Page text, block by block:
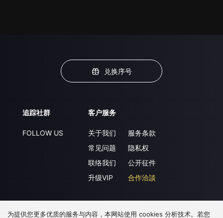
兑换序号
追踪社群
FOLLOW US
客户服务
关于我们
常见问题
联络我们
升级VIP
服务条款
隐私权
公开征件
合作洽談
下载 APP
为提供您更多优质的服务与内容，本网站使用 cookies 分析技术。若您